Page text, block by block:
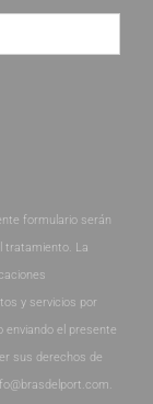
formulario serán
tratamiento. La
y servicios por
enviando el presente
sus derechos de